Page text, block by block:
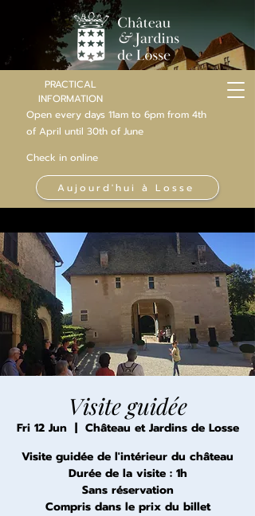
PRACTICAL
INFORMATION
Open every days 11am to 6pm from 4th
of April until 30th of June
Check in online
Aujourd'hui à Losse
Visite guidée
Fri 12 Jun
  |
Château et Jardins de Losse
Visite guidée de l'intérieur du château
Durée de la visite : 1h
Sans réservation
Compris dans le prix du billet